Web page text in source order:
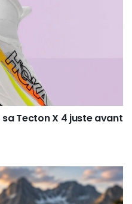
sa Tecton X 4 juste avant